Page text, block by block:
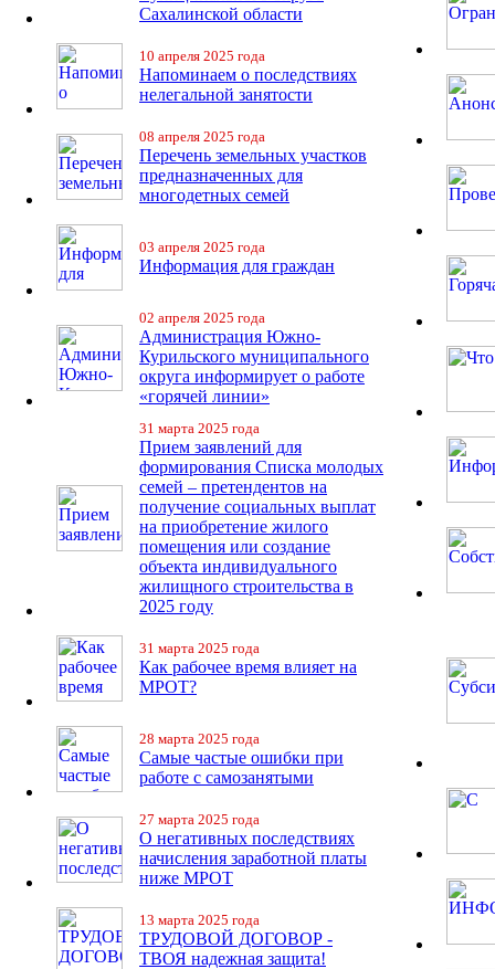
Сахалинской области
10 апреля 2025 года
Напоминаем о последствиях
нелегальной занятости
08 апреля 2025 года
Перечень земельных участков
предназначенных для
многодетных семей
03 апреля 2025 года
Информация для граждан
02 апреля 2025 года
Администрация Южно-
Курильского муниципального
округа информирует о работе
«горячей линии»
31 марта 2025 года
Прием заявлений для
формирования Списка молодых
семей – претендентов на
получение социальных выплат
на приобретение жилого
помещения или создание
объекта индивидуального
жилищного строительства в
2025 году
31 марта 2025 года
Как рабочее время влияет на
МРОТ?
28 марта 2025 года
Самые частые ошибки при
работе с самозанятыми
27 марта 2025 года
О негативных последствиях
начисления заработной платы
ниже МРОТ
13 марта 2025 года
ТРУДОВОЙ ДОГОВОР -
ТВОЯ надежная защита!